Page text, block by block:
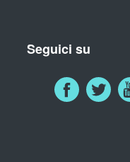
Seguici su